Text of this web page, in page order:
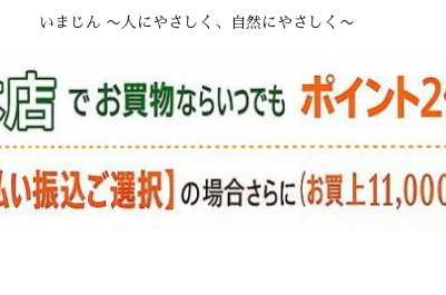
いまじん 〜人にやさしく、自然にやさしく〜